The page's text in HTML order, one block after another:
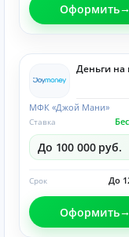
Оформить
Деньги на
МФК «Джой Мани»
Ставка
До 100 000 руб.
До
Срок
Оформить